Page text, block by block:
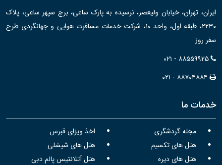
ایران، تهران، خیابان ولیعصر، نرسیده به پارک ساعی، برج سپهر ساعی، پلاک
۲۲۳۰، طبقه اول، واحد ۱۰، شرکت خدمات مسافرت هوایی و جهانگردی طرح
سفر روز
۰۲۱ - ۸۸۵۵۹۹۲۵
۰۲۱ - ۸۸۷۰۴۸۸۴
خدمات ما
مجله گردشگری
اخذ ویزای قبرس
هتل های تکسیم
هتل های شیشلی
هتل های دیره
هتل آتلانتیس پالم دبی